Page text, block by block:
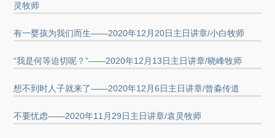
灵牧师
有一婴孩为我们而生——2020年12月20日主日讲章/小白牧师
“我是何等迫切呢？”——2020年12月13日主日讲章/晓峰牧师
想不到时人子就来了——2020年12月6日主日讲章/曾淼传道
不要忧虑——2020年11月29日主日讲章/袁灵牧师